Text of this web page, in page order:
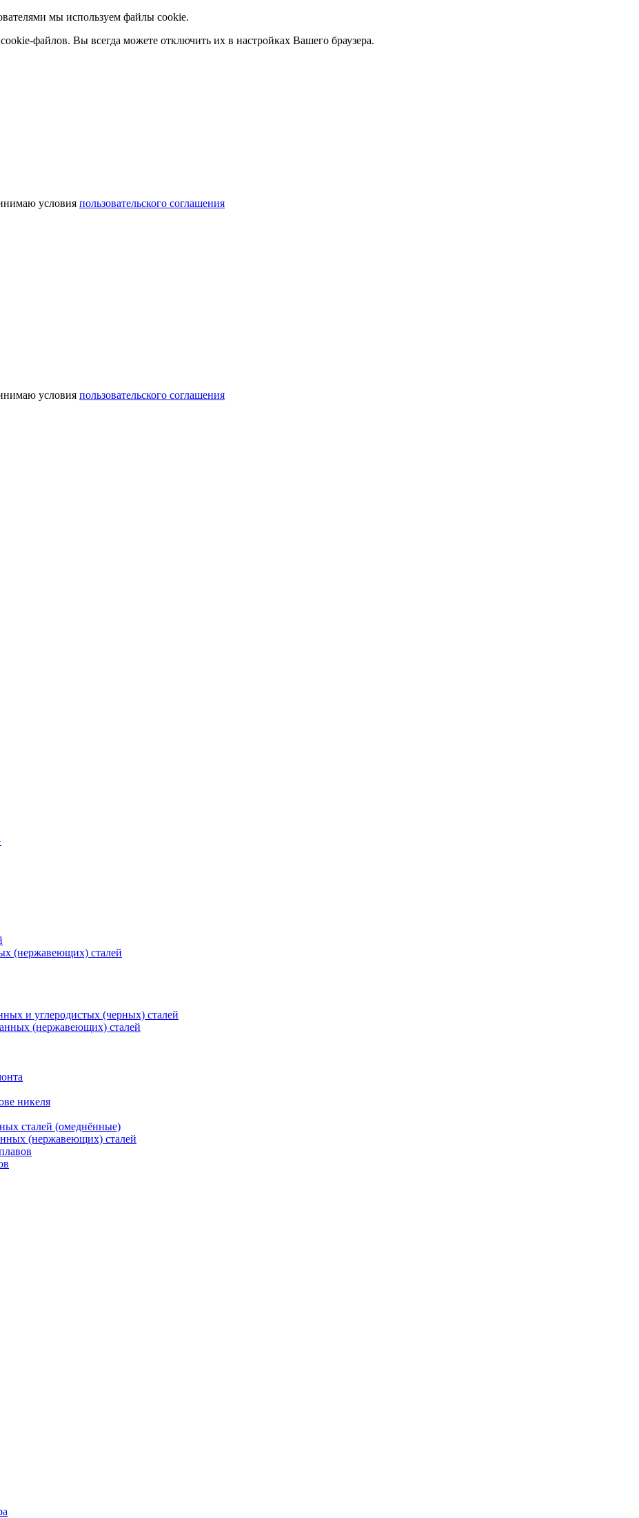
мы используем файлы cookie.
файлов. Вы всегда можете отключить их в настройках Вашего браузера.
условия пользовательского соглашения
условия пользовательского соглашения
(нержавеющих) сталей
и углеродистых (черных) сталей
(нержавеющих) сталей
никеля
сталей (омеднённые)
(нержавеющих) сталей